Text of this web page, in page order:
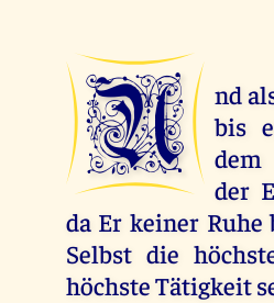
U
nd
bis
der
da Er keiner Ruhe
Selbst die
höchste Tätigkeit